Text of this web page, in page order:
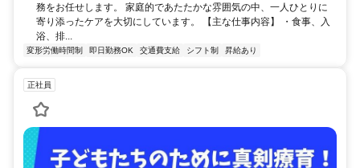
務をお任せします。 家庭的であたたかな雰囲気の中、一人ひとりに
寄り添ったケアを大切にしています。 【主な仕事内容】 ・食事、入
浴、排...
変形労働時間制 即日勤務OK 交通費支給 シフト制 昇給あり
正社員